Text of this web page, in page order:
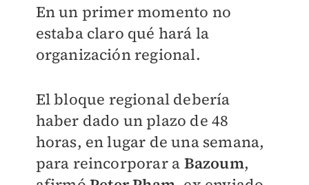
En un primer momento no
estaba claro qué hará la
organización regional.
El bloque regional debería
haber dado un plazo de 48
horas, en lugar de una semana,
para reincorporar a Bazoum,